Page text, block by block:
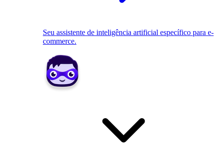
Seu assistente de inteligência artificial específico para e-
commerce.